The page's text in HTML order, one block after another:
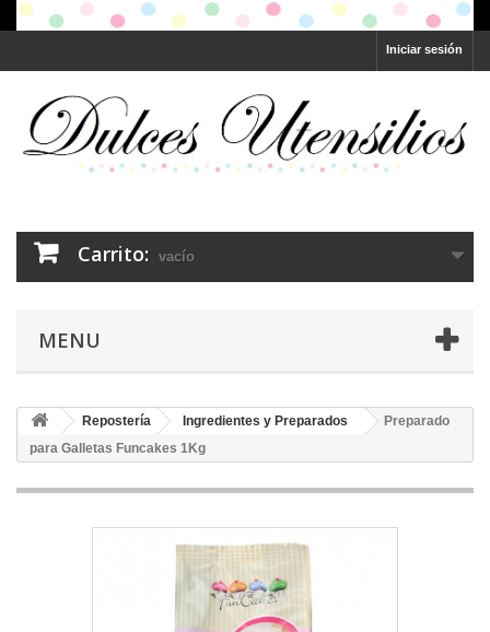
Iniciar sesión
Carrito: vacío
MENU
Repostería Ingredientes y Preparados
Preparado
para Galletas Funcakes 1Kg